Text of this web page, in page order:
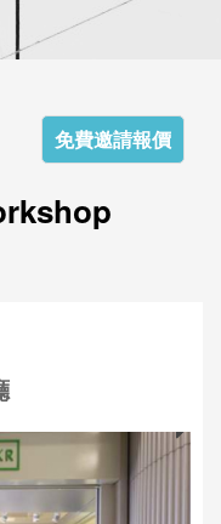
免費邀請報價